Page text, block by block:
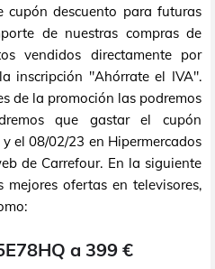
cupón descuento para futuras
de nuestras compras de
vendidos directamente por
inscripción "Ahórrate el IVA".
de la promoción las podremos
que gastar el cupón
el 08/02/23 en Hipermercados
de Carrefour. En la siguiente
ofertas en televisores,
a 399 €